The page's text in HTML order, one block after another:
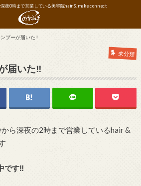
夜0時まで営業している美容院hair & make connect
プーが届いた‼︎
未分類
届いた‼︎
ら深夜の2時まで営業しているhair &
です‼︎